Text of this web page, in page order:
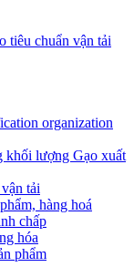
tiêu chuẩn vận tải
organization
khối lượng Gạo xuất
tải
hàng hoá
chấp
hóa
phẩm